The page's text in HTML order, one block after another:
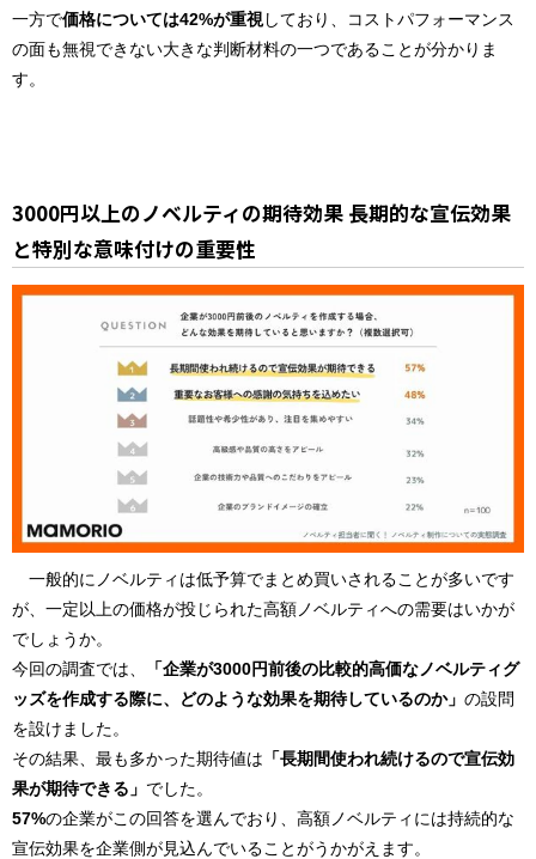
一方で価格については42%が重視しており、コストパフォーマンス
の面も無視できない大きな判断材料の一つであることが分かりま
す。
3000円以上のノベルティの期待効果 長期的な宣伝効果
と特別な意味付けの重要性
一般的にノベルティは低予算でまとめ買いされることが多いです
が、一定以上の価格が投じられた高額ノベルティへの需要はいかが
でしょうか。
今回の調査では、
「企業が3000円前後の比較的高価なノベルティグ
ッズを作成する際に、どのような効果を期待しているのか」 の設問
を設けました。
その結果、最も多かった期待値は 「長期間使われ続けるので宣伝効
果が期待できる」 でした。
57%の企業がこの回答を選んでおり、高額ノベルティには持続的な
宣伝効果を企業側が見込んでいることがうかがえます。